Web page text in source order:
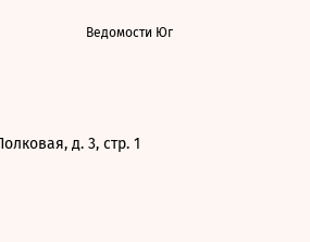
Ведомости Юг
д. 3, стр. 1